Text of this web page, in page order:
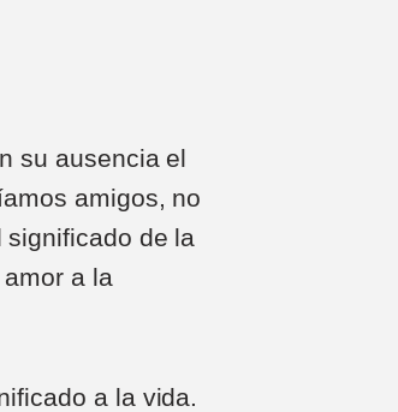
su ausencia el
amigos, no
de la
a la
a la vida.